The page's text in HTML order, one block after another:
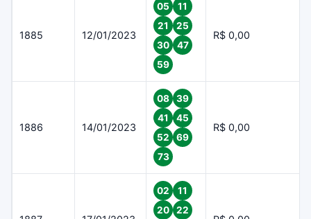
1885 12/01/2023
05
11
21
25
30
47
59
R$ 0,00
1886 14/01/2023
08
39
41
45
52
69
73
R$ 0,00
02
11
20
22